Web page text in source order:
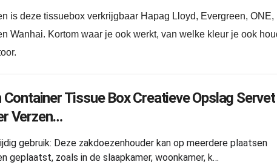
is deze tissuebox verkrijgbaar Hapag Lloyd, Evergreen, ONE,
Wanhai. Kortom waar je ook werkt, van welke kleur je ook
Tissue Box Creatieve Opslag Servet
Verzen…
gebruik: Deze zakdoezenhouder kan op meerdere plaatsen
geplaatst, zoals in de slaapkamer, woonkamer, k…